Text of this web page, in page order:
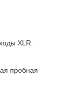
XLR.
пробная